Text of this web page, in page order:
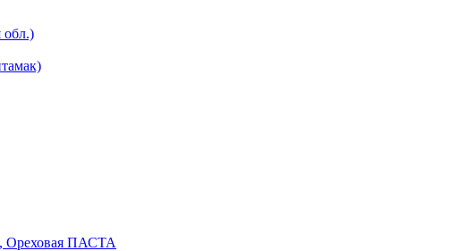
обл.)
Ореховая ПАСТА